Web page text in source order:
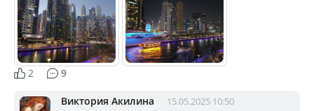
2 9
Виктория Акилина 15.05.2025 10:50